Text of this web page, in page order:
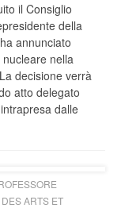
il Consiglio
della
annunciato
nucleare nella
decisione verrà
atto delegato
dalle
ARTS ET